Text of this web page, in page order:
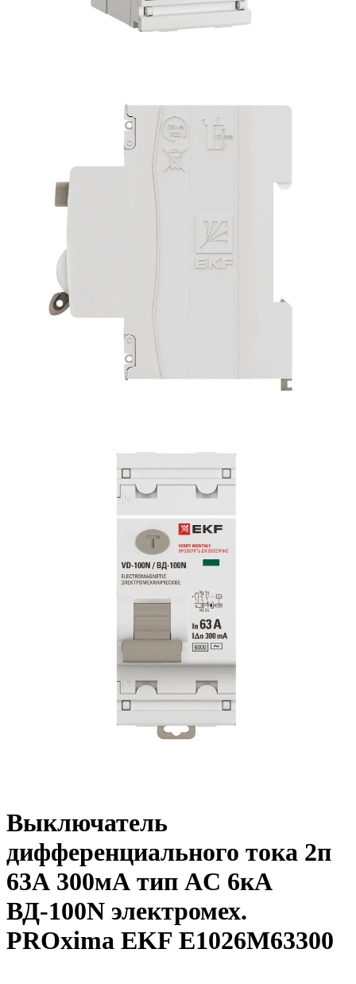
Выключатель
дифференциального тока 2п
63А 300мА тип AC 6кА
ВД-100N электромех.
PROxima EKF E1026M63300